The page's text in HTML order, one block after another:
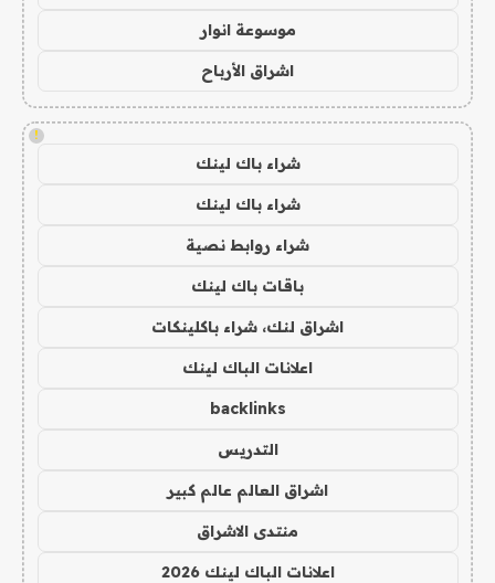
موسوعة انوار
اشراق الأرباح
!
شراء باك لينك
شراء باك لينك
شراء روابط نصية
باقات باك لينك
اشراق لنك، شراء باكلينكات
اعلانات الباك لينك
backlinks
التدريس
اشراق العالم عالم كبير
منتدى الاشراق
اعلانات الباك لينك 2026